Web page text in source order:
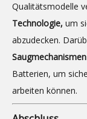
Qualitätsmodelle
Technologie, um
abzudecken.
Saugmechanismen
Batterien, um
arbeiten können.